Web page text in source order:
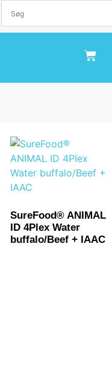
SureFood® ANIMAL
ID 4Plex Water
buffalo/Beef + IAAC